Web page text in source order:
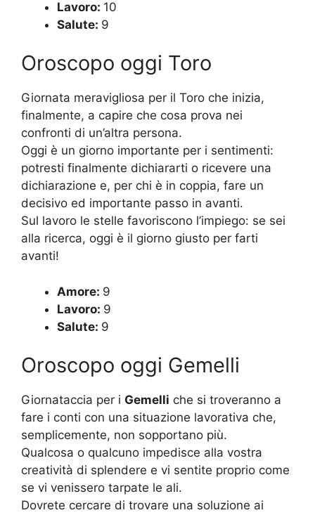
Lavoro: 10
Salute: 9
Oroscopo oggi Toro
Giornata meravigliosa per il Toro che inizia,
finalmente, a capire che cosa prova nei
confronti di un’altra persona.
Oggi è un giorno importante per i sentimenti:
potresti finalmente dichiararti o ricevere una
dichiarazione e, per chi è in coppia, fare un
decisivo ed importante passo in avanti.
Sul lavoro le stelle favoriscono l’impiego: se sei
alla ricerca, oggi è il giorno giusto per farti
avanti!
Amore: 9
Lavoro: 9
Salute: 9
Oroscopo oggi Gemelli
Giornataccia per i Gemelli che si troveranno a
fare i conti con una situazione lavorativa che,
semplicemente, non sopportano più.
Qualcosa o qualcuno impedisce alla vostra
creatività di splendere e vi sentite proprio come
se vi venissero tarpate le ali.
Dovrete cercare di trovare una soluzione ai